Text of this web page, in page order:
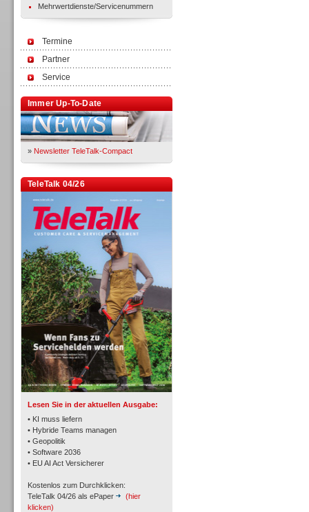
Mehrwertdienste/Servicenummern
Termine
Partner
Service
Immer Up-To-Date
» Newsletter TeleTalk-Compact
TeleTalk 04/26
Lesen Sie in der aktuellen Ausgabe:
• KI muss liefern
• Hybride Teams managen
• Geopolitik
• Software 2036
• EU AI Act Versicherer
Kostenlos zum Durchklicken:
TeleTalk 04/26 als ePaper
(hier
klicken)
TK- und ACD-Systeme
Workforce-Management